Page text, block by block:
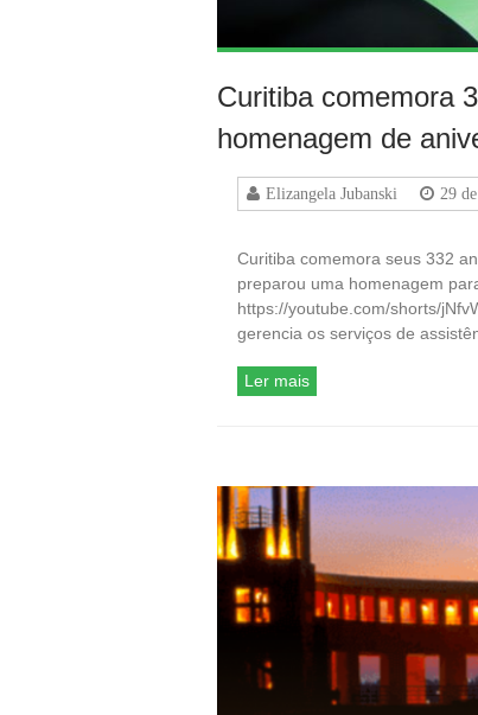
Curitiba comemora
homenagem de
Elizangela Jubanski 29
Curitiba comemora seus 332
preparou uma homenagem
https://youtube.com/shorts/
gerencia os serviços de
Ler mais